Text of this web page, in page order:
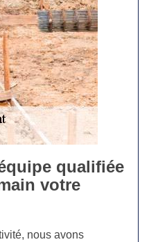
qualifiée
votre
nous avons